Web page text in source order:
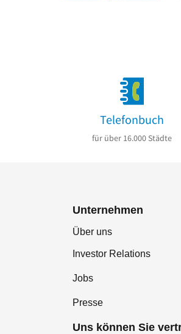
Telefonbuch
für über 16.000 Städte
Unternehmen
Über uns
Investor Relations
Jobs
Presse
Uns können Sie